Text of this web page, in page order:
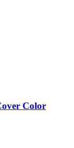
Color